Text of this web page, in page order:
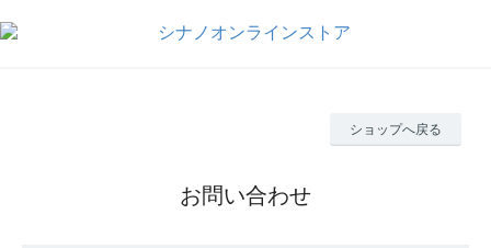
ショップへ戻る
お問い合わせ